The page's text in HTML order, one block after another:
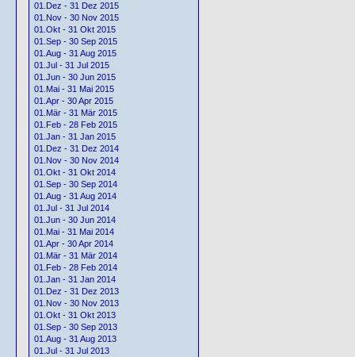
01.Dez - 31 Dez 2015
01.Nov - 30 Nov 2015
01.Okt - 31 Okt 2015
01.Sep - 30 Sep 2015
01.Aug - 31 Aug 2015
01.Jul - 31 Jul 2015
01.Jun - 30 Jun 2015
01.Mai - 31 Mai 2015
01.Apr - 30 Apr 2015
01.Mär - 31 Mär 2015
01.Feb - 28 Feb 2015
01.Jan - 31 Jan 2015
01.Dez - 31 Dez 2014
01.Nov - 30 Nov 2014
01.Okt - 31 Okt 2014
01.Sep - 30 Sep 2014
01.Aug - 31 Aug 2014
01.Jul - 31 Jul 2014
01.Jun - 30 Jun 2014
01.Mai - 31 Mai 2014
01.Apr - 30 Apr 2014
01.Mär - 31 Mär 2014
01.Feb - 28 Feb 2014
01.Jan - 31 Jan 2014
01.Dez - 31 Dez 2013
01.Nov - 30 Nov 2013
01.Okt - 31 Okt 2013
01.Sep - 30 Sep 2013
01.Aug - 31 Aug 2013
01.Jul - 31 Jul 2013